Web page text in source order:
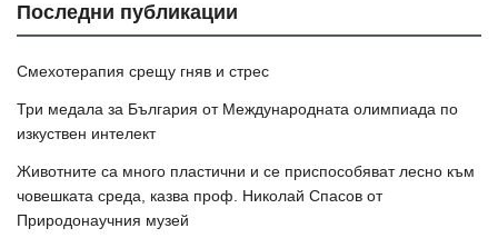
Последни публикации
Смехотерапия срещу гняв и стрес
Три медала за България от Международната олимпиада по
изкуствен интелект
Животните са много пластични и се приспособяват лесно към
човешката среда, казва проф. Николай Спасов от
Природонаучния музей